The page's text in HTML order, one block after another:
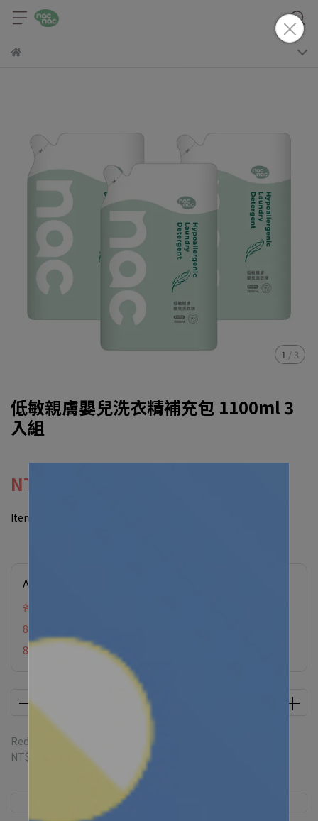
1 / 3
低敏親膚嬰兒洗衣精補充包 1100ml 3
入組
NT$460
Item No.:
Applicable Promotions
爸氣育兒．加價購
8月限定滿88贈
8月限定滿額贈
Redeemable credit(s) per item
NT$46